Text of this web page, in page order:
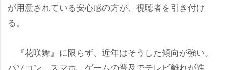
が用意されている安心感の方が、視聴者を引き付け
る。
『花咲舞』に限らず、近年はそうした傾向が強い。
パソコン、スマホ、ゲームの普及でテレビ離れが進